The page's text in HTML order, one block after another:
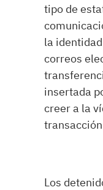
tipo de
la
correos
insertada
creer a la
Los